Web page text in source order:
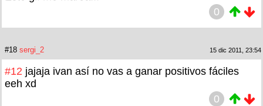
0
#18 sergi_2 15 dic 2011, 23:54
#12 jajaja ivan así no vas a ganar positivos fáciles
eeh xd
0